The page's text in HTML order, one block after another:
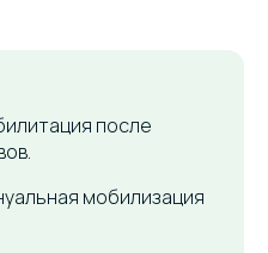
после
мобилизация